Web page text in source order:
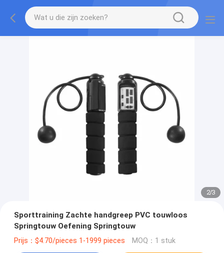
2/3
Sporttraining Zachte handgreep PVC touwloos
Springtouw Oefening Springtouw
Prijs：$4.70/pieces 1-1999 pieces MOQ：1 stuk